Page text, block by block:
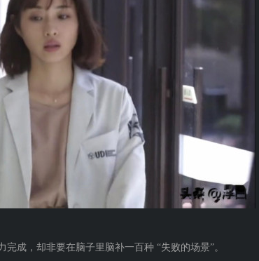
成，却非要在脑子里脑补一百种 “失败的场景”。